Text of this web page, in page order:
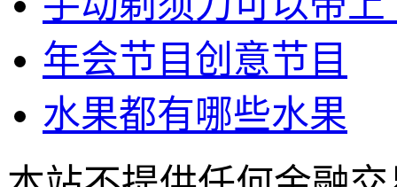
年会节目创意节目
水果都有哪些水果